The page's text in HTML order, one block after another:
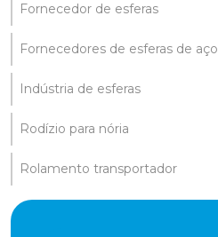
Fornecedor de esferas
Fornecedores de esferas de aço
Indústria de esferas
Rodízio para nória
Rolamento transportador